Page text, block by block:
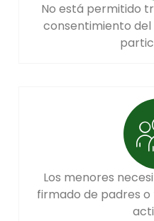
No está permitido
consentimiento del
Los menores
firmado de padres